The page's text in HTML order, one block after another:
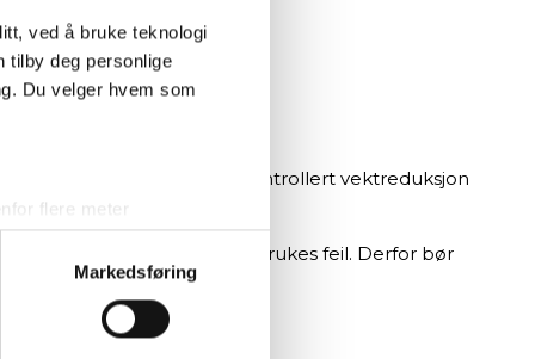
ved å bruke teknologi
tilby deg personlige
Du velger hvem som
flere meter
hvordan de skal brukes.
Markedsføring
og treningsintensitet.
og mulighet for kontrollert vektreduksjon
shorts.
av kroppen dersom de brukes feil. Derfor bør